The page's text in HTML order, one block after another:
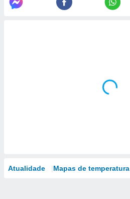
Atualidade Mapas de temperatura